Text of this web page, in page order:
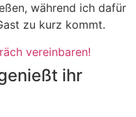
während ich dafür
zu kurz kommt.
vereinbaren!
ihr